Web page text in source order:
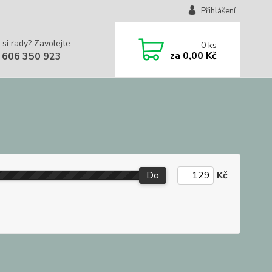
Přihlášení
rady? Zavolejte.
350 923
0ks
za 0,00 Kč
Do Kč